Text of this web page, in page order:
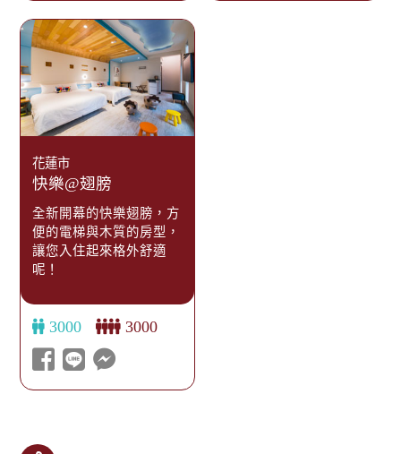
花蓮市
快樂@翅膀
全新開幕的快樂翅膀，方
便的電梯與木質的房型，
讓您入住起來格外舒適
呢！
3000 3000